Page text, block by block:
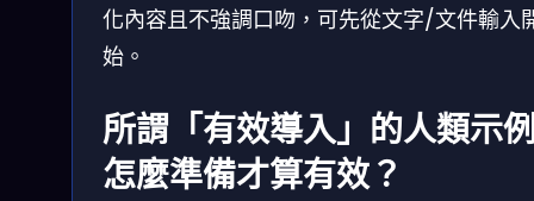
化內容且不強調口吻，可先從文字/文件輸入
始。
所謂「有效導入」的人類示
怎麼準備才算有效？